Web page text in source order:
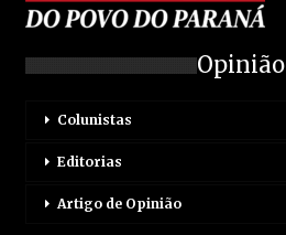
Opinião
Colunistas
Editorias
Artigo de Opinião